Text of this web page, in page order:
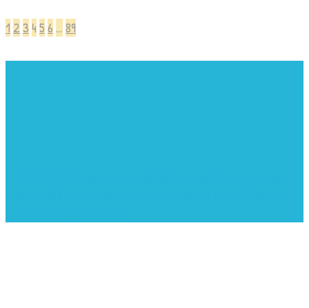
1 2 3456 … 89